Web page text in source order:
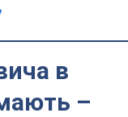
в
–